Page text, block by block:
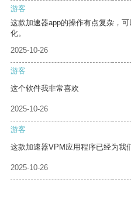
游客
这款加速器app的操作有点复杂，
化。
2025-10-26
游客
这个软件我非常喜欢
2025-10-26
游客
这款加速器VPM应用程序已经为我
2025-10-26